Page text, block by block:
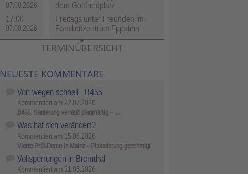
07.08.2026
dem Gottfriedplatz
17:00
07.08.2026
Freitags unter Freunden im
Familienzentrum Eppstein
TERMINÜBERSICHT
NEUESTE KOMMENTARE
Von wegen schnell - B455
Kommentiert am 22.07.2026
B455: Sanierung verläuft planmäßig – …
Was hat sich verändert?
Kommentiert am 15.06.2026
Vierte Prüf-Demo in Mainz - Plakatierung genehmigt
Vollsperrungen in Bremthal
Kommentiert am 21.05.2026